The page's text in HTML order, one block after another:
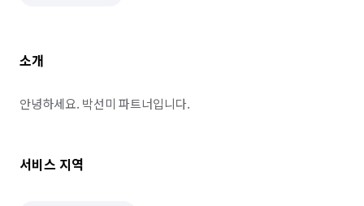
소개
안녕하세요. 박선미 파트너입니다.
서비스 지역